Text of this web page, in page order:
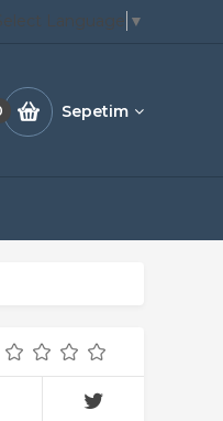
Language ▼
Sepetim